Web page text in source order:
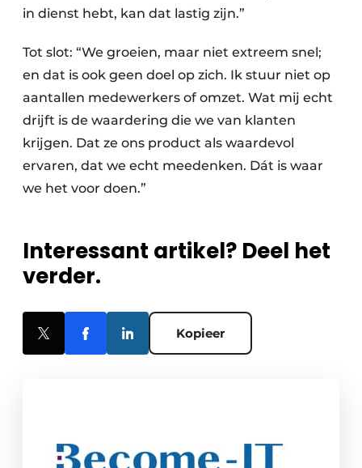
in dienst hebt, kan dat lastig zijn.”
Tot slot: “We groeien, maar niet extreem snel;
en dat is ook geen doel op zich. Ik stuur niet op
aantallen medewerkers of omzet. Wat mij echt
drijft is de waardering die we van klanten
krijgen. Dat ze ons product als waardevol
ervaren, dat we echt meedenken. Dát is waar
we het voor doen.”
Interessant artikel? Deel het
verder.
Kopieer